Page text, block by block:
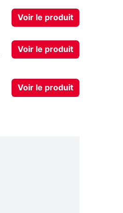
Voir le produit
Voir le produit
Voir le produit